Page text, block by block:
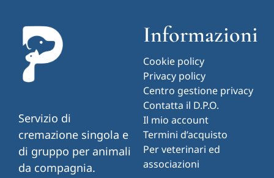
Carrello
Servizio di
cremazione singola e
di gruppo per animali
da compagnia.
Informazioni
Cookie policy
Privacy policy
Centro gestione privacy
Contatta il D.P.O.
Il mio account
Termini d’acquisto
Per veterinari ed
associazioni